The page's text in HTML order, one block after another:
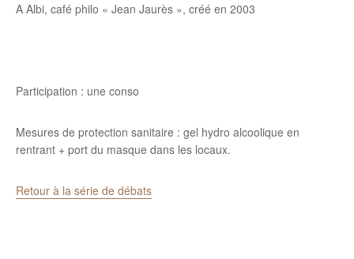
A Albi, café philo « Jean Jaurès », créé en 2003
Participation : une conso
Mesures de protection sanitaire : gel hydro alcoolique en
rentrant + port du masque dans les locaux.
Retour à la série de débats